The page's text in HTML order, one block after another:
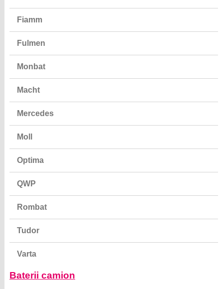
Fiamm
Fulmen
Monbat
Macht
Mercedes
Moll
Optima
QWP
Rombat
Tudor
Varta
Baterii camion